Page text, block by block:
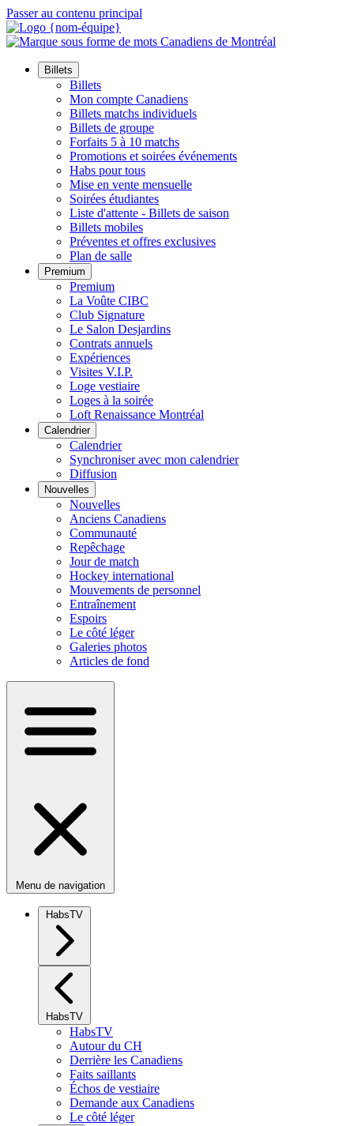
Passer au contenu principal
Billets
Billets
Mon compte Canadiens
Billets matchs individuels
Billets de groupe
Forfaits 5 à 10 matchs
Promotions et soirées événements
Habs pour tous
Mise en vente mensuelle
Soirées étudiantes
Liste d'attente - Billets de saison
Billets mobiles
Préventes et offres exclusives
Plan de salle
Premium
Premium
La Voûte CIBC
Club Signature
Le Salon Desjardins
Contrats annuels
Expériences
Visites V.I.P.
Loge vestiaire
Loges à la soirée
Loft Renaissance Montréal
Calendrier
Calendrier
Synchroniser avec mon calendrier
Diffusion
Nouvelles
Nouvelles
Anciens Canadiens
Communauté
Repêchage
Jour de match
Hockey international
Mouvements de personnel
Entraînement
Espoirs
Le côté léger
Galeries photos
Articles de fond
Menu de navigation
HabsTV
HabsTV
HabsTV
Autour du CH
Derrière les Canadiens
Faits saillants
Échos de vestiaire
Demande aux Canadiens
Le côté léger